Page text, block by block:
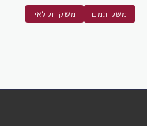
משק תמם משק חקלאי